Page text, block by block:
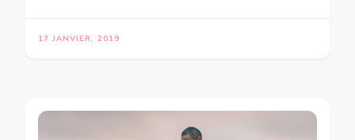
17 JANVIER, 2019